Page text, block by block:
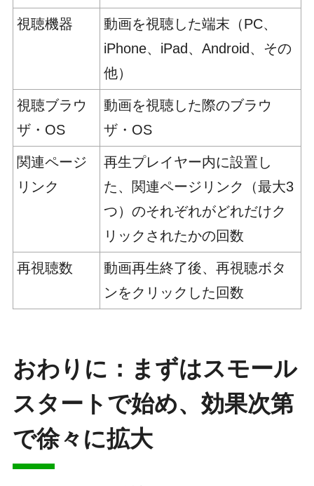
視聴機器
動画を視聴した端末（PC、
iPhone、iPad、Android、その
他）
視聴ブラウ
ザ・OS
動画を視聴した際のブラウ
ザ・OS
関連ページ
リンク
再生プレイヤー内に設置し
た、関連ページリンク（最大3
つ）のそれぞれがどれだけク
リックされたかの回数
再視聴数
動画再生終了後、再視聴ボタ
ンをクリックした回数
おわりに：まずはスモール
スタートで始め、効果次第
で徐々に拡大